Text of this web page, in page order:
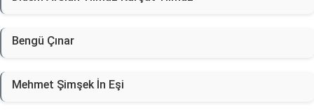
Bengü Çınar
Mehmet Şimşek İn Eşi